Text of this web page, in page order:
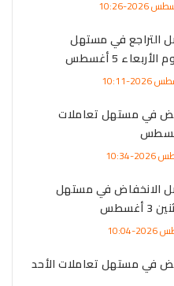
التراجع في مستهل
5 أغسطس
في مستهل تعاملات
الانخفاض في مستهل
في مستهل تعاملات الأحد